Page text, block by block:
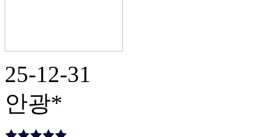
25-12-31
안광*